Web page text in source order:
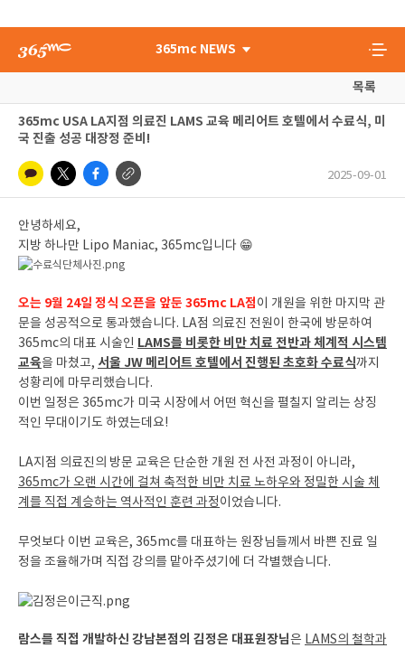
365mc NEWS
목록
365mc USA LA지점 의료진 LAMS 교육 메리어트 호텔에서 수료식, 미
국 진출 성공 대장정 준비!
2025-09-01
안녕하세요,
지방 하나만 Lipo Maniac, 365mc입니다 😁
오는 9월 24일 정식 오픈을 앞둔 365mc LA점이 개원을 위한 마지막 관
문을 성공적으로 통과했습니다. LA점 의료진 전원이 한국에 방문하여
365mc의 대표 시술인 LAMS를 비롯한 비만 치료 전반과 체계적 시스템
교육을 마쳤고, 서울 JW 메리어트 호텔에서 진행된 초호화 수료식까지
성황리에 마무리했습니다.
이번 일정은 365mc가 미국 시장에서 어떤 혁신을 펼칠지 알리는 상징
적인 무대이기도 하였는데요!
LA지점 의료진의 방문 교육은 단순한 개원 전 사전 과정이 아니라,
365mc가 오랜 시간에 걸쳐 축적한 비만 치료 노하우와 정밀한 시술 체
계를 직접 계승하는 역사적인 훈련 과정이었습니다.
무엇보다 이번 교육은, 365mc를 대표하는 원장님들께서 바쁜 진료 일
정을 조율해가며 직접 강의를 맡아주셨기에 더 각별했습니다.
람스를 직접 개발하신 강남본점의 김정은 대표원장님은 LAMS의 철학과